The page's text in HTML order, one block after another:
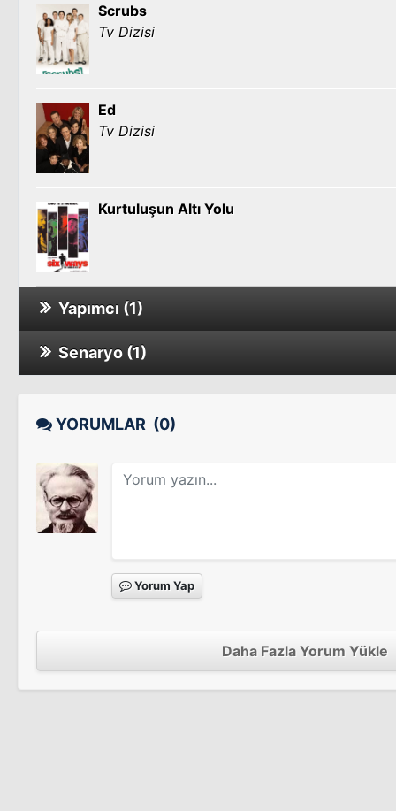
Scrubs
Tv Dizisi
Ed
Tv Dizisi
Kurtuluşun Altı Yolu
Yapımcı (1)
Worst Week
Senaryo (1)
YORUMLAR (0)
Yorum Yap
Daha Fazla Yorum Yükle